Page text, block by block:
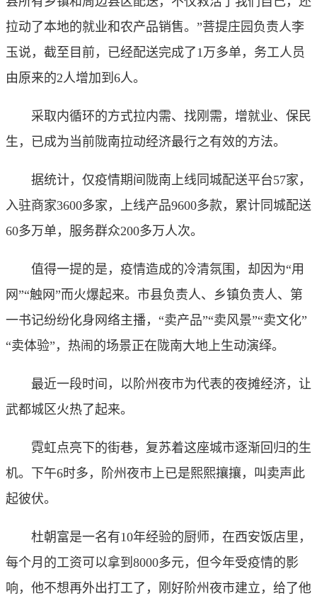
拉动了本地的就业和农产品销售。”菩提庄园负责人李
玉说，截至目前，已经配送完成了1万多单，务工人员
由原来的2人增加到6人。
采取内循环的方式拉内需、找刚需，增就业、保民
生，已成为当前陇南拉动经济最行之有效的方法。
据统计，仅疫情期间陇南上线同城配送平台57家，
入驻商家3600多家，上线产品9600多款，累计同城配送
60多万单，服务群众200多万人次。
值得一提的是，疫情造成的冷清氛围，却因为“用
网”“触网”而火爆起来。市县负责人、乡镇负责人、第
一书记纷纷化身网络主播，“卖产品”“卖风景”“卖文化”
“卖体验”，热闹的场景正在陇南大地上生动演绎。
最近一段时间，以阶州夜市为代表的夜摊经济，让
武都城区火热了起来。
霓虹点亮下的街巷，复苏着这座城市逐渐回归的生
机。下午6时多，阶州夜市上已是熙熙攘攘，叫卖声此
起彼伏。
杜朝富是一名有10年经验的厨师，在西安饭店里，
每个月的工资可以拿到8000多元，但今年受疫情的影
响，他不想再外出打工了，刚好阶州夜市建立，给了他